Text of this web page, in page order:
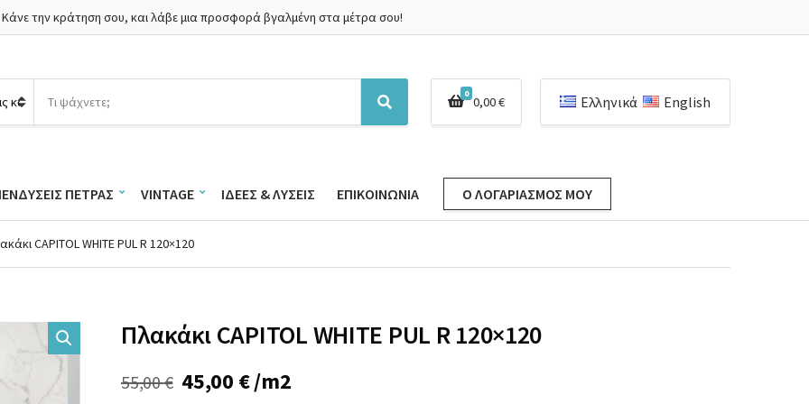
Κάνε την κράτηση σου, και λάβε μια προσφορά βγαλμένη στα μέτρα σου!
α
η
π
ρ
ό
Α
ν
τ
η
0
0,00€ Ελληνικά English
ΠΈΤΡΑΣ VINTAGE ΙΔΈΕΣ & ΛΎΣΕΙΣ ΕΠΙΚΟΙΝΩΝΊΑ Ο ΛΟΓΑΡΙΑΣΜΌΣ ΜΟΥ
CAPITOL WHITE PUL R 120×120
Πλακάκι CAPITOL WHITE PUL R 120×120
55,00€ Original
45,00 €Η/m2